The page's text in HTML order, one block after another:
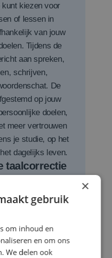
kiezen voor
of lessen in
van jouw
Tijdens de
aan spreken,
schrijven,
De
op jouw
doelen,
meer vertrouwen
je studie, op het
dagelijks leven.
taalcorrectie
Optimus
en verbetert
en Spaanse
grammatica,
×
gebruik
om inhoud en
en om ons
We delen ook